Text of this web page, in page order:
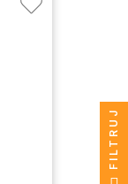
FILTRUJ